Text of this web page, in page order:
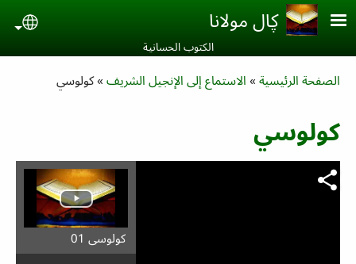
Skip to main content
ڮال مولانا
الكتوب الحسانية‎
Breadcrumb
الصفحة الرئيسية الاستماع إلى الإنجيل الشريف كولوسي
كولوسي
كولوسي 01